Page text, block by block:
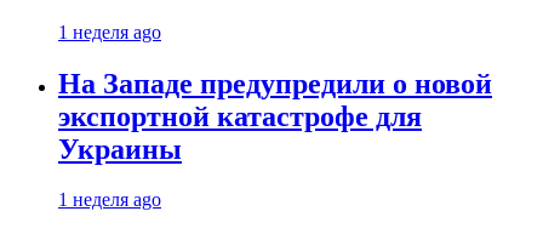
1 неделя ago
На Западе предупредили о новой
экспортной катастрофе для
Украины
1 неделя ago